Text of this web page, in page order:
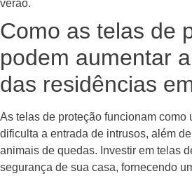
verão.
Como as telas de
podem aumentar
das residências
As telas de proteção funcionam como
dificulta a entrada de intrusos, além
animais de quedas. Investir em telas
segurança de sua casa, fornecendo